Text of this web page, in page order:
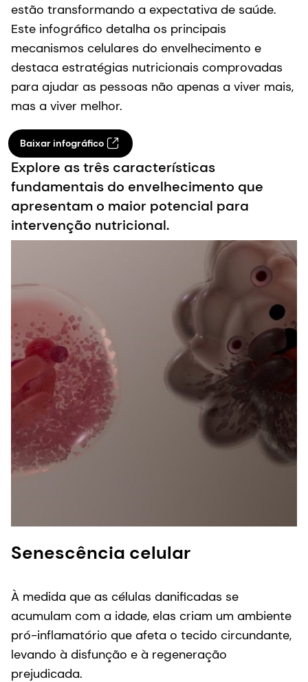
estão transformando a expectativa de saúde.
Este infográfico detalha os principais
mecanismos celulares do envelhecimento e
destaca estratégias nutricionais comprovadas
para ajudar as pessoas não apenas a viver mais,
mas a viver melhor.
Baixar infográfico
Explore as três características
fundamentais do envelhecimento que
apresentam o maior potencial para
intervenção nutricional.
Senescência celular
À medida que as células danificadas se
acumulam com a idade, elas criam um ambiente
pró-inflamatório que afeta o tecido circundante,
levando à disfunção e à regeneração
prejudicada.